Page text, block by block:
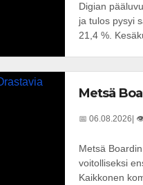
Digian
ja tulos pysyi
21,4 %.
Metsä
📅 06.08.2026 |
Metsä
voitolliseksi
Kaikkonen